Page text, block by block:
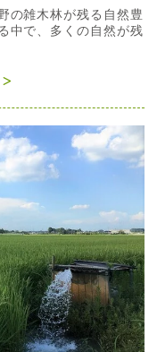
の雑木林が残る自然豊
中で、多くの自然が残